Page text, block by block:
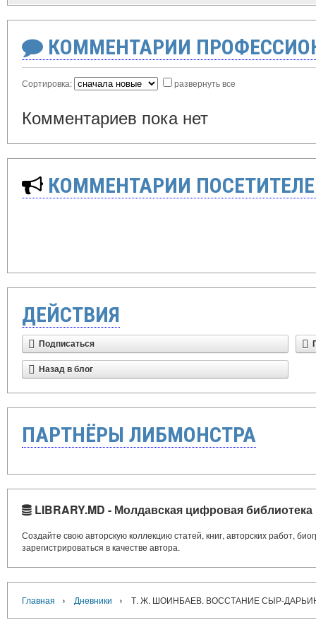
КОММЕНТАРИИ
Сортировка: развернуть все
Комментариев пока нет
КОММЕНТАРИИ
ДЕЙСТВИЯ
Подписаться
Назад в блог
ПАРТНЁРЫ ЛИБМОНСТРА
LIBRARY.MD - Молдавская цифровая библиотека
Создайте свою авторскую коллекцию статей, книг, авторских работ,
зарегистрироваться в качестве автора.
Главная › Дневники › Т. Ж. ШОИНБАЕВ. ВОССТАНИЕ СЫР-